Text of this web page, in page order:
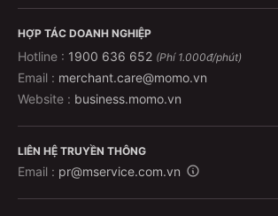
HỢP TÁC DOANH NGHIỆP
Hotline : 1900 636 652 (Phí 1.000đ/phút)
Email : merchant.care@momo.vn
Website : business.momo.vn
LIÊN HỆ TRUYỀN THÔNG
Email : pr@mservice.com.vn